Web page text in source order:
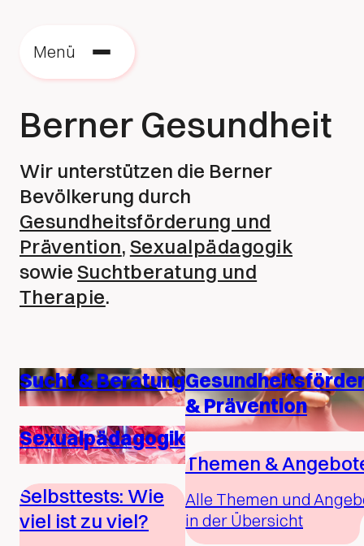
Menü
Berner Gesundheit
Wir unterstützen die Berner
Bevölkerung durch
Gesundheitsförderung und
Prävention, Sexualpädagogik
sowie Suchtberatung und
Therapie.
Sucht & Beratung
Sexualpädagogik
Selbsttests: Wie
viel ist zu viel?
& Prävention
Themen &
Alle Themen und
in der Übersicht